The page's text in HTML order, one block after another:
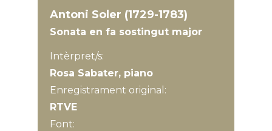
Antoni Soler (1729-1783)
Sonata en fa sostingut major
Intèrpret/s:
Rosa Sabater, piano
Enregistrament original:
RTVE
Font: